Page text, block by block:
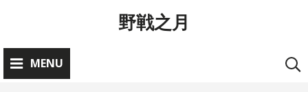
野戦之月
MENU